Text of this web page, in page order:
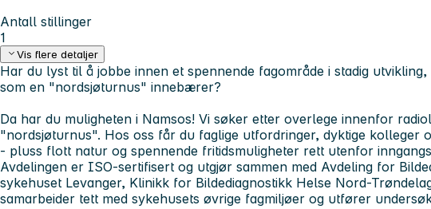
Antall stillinger
1
Vis flere detaljer
Har du lyst til å jobbe innen et spennende fagområde i stadig
som en "nordsjøturnus" innebærer?
Da har du muligheten i Namsos! Vi søker etter overlege innenfor
"nordsjøturnus". Hos oss får du faglige utfordringer, dyktige kolleger
- pluss flott natur og spennende fritidsmuligheter rett utenfor
Avdelingen er ISO-sertifisert og utgjør sammen med Avdeling for
sykehuset Levanger, Klinikk for Bildediagnostikk Helse Nord-
samarbeider tett med sykehusets øvrige fagmiljøer og utfører